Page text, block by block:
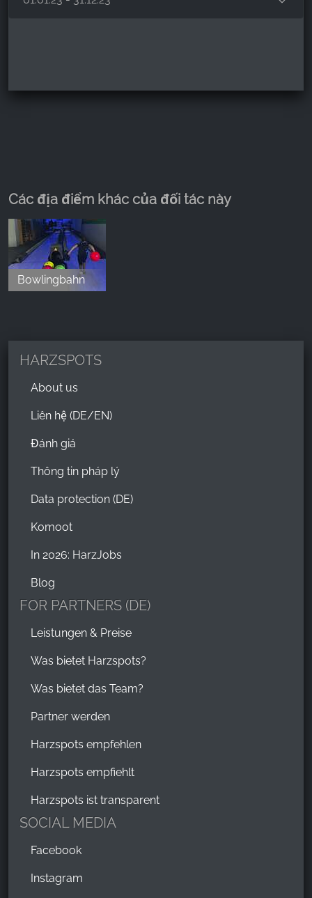
Các địa điểm khác của đối tác này
Bowlingbahn
HARZSPOTS
About us
Liên hệ (DE/EN)
Đánh giá
Thông tin pháp lý
Data protection (DE)
Komoot
In 2026: HarzJobs
Blog
FOR PARTNERS (DE)
Leistungen & Preise
Was bietet Harzspots?
Was bietet das Team?
Partner werden
Harzspots empfehlen
Harzspots empfiehlt
Harzspots ist transparent
SOCIAL MEDIA
Facebook
Instagram